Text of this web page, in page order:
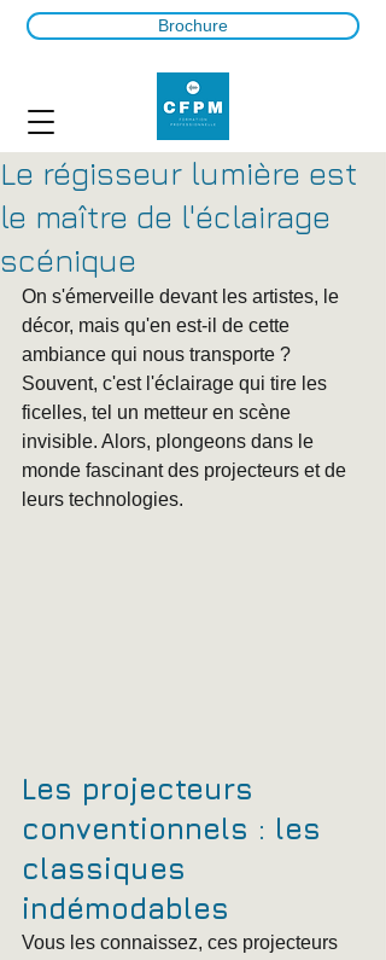
Brochure
Le régisseur lumière est
le maître de l'éclairage
scénique
On s'émerveille devant les artistes, le
décor, mais qu'en est-il de cette
ambiance qui nous transporte ?
Souvent, c'est l'éclairage qui tire les
ficelles, tel un metteur en scène
invisible. Alors, plongeons dans le
monde fascinant des projecteurs et de
leurs technologies.
Les projecteurs
conventionnels : les
classiques
indémodables
Vous les connaissez, ces projecteurs